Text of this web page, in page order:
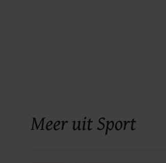
Meer uit Sport